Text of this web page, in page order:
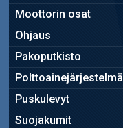
Moottorin osat
Ohjaus
Pakoputkisto
Polttoainejärjestelmä
Puskulevyt
Suojakumit